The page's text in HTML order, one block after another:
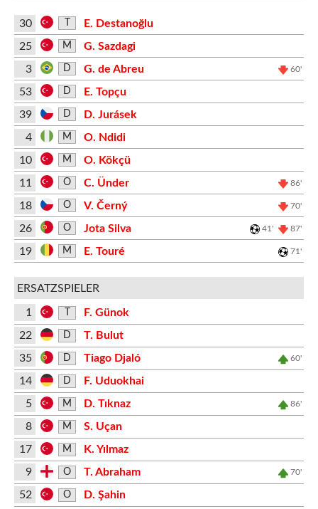
30
E. Destanoğlu
25
M
G. Sazdagi
3
D G. de Abreu 60'
53 D
E. Topçu
39
D
D. Jurásek
4
M
O. Ndidi
10
M
O. Kökçü
11
O C. Ünder 86'
18 O V. Černý 70'
26 O Jota Silva 41' 87'
19 M E. Touré 71'
ERSATZSPIELER
1
F. Günok
22
D
T. Bulut
35
D Tiago Djaló 60'
14 D
F. Uduokhai
5
M D. Tıknaz 86'
8 M
S. Uçan
17
M
K. Yılmaz
9
O T. Abraham 70'
52 O D. Şahin